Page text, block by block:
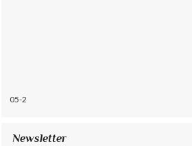
05-2
Newsletter